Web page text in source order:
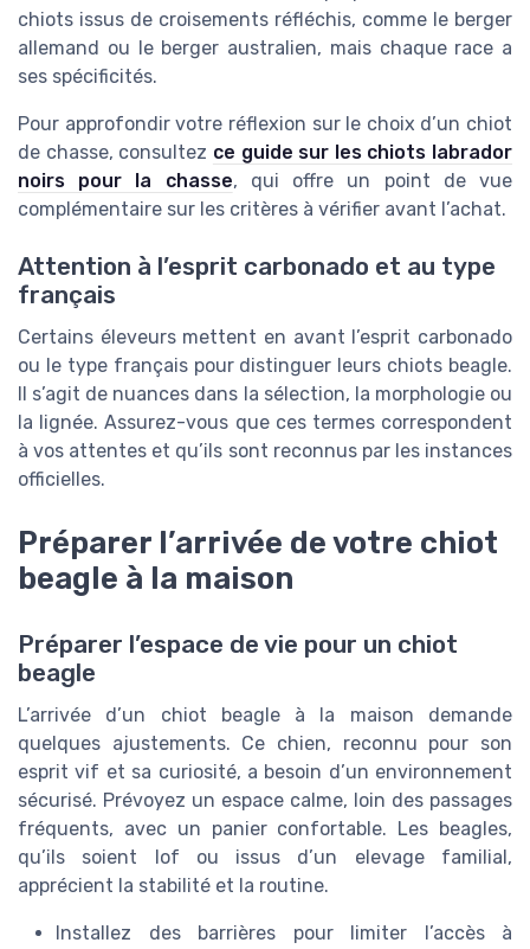
chiots issus de croisements réfléchis, comme le berger
allemand ou le berger australien, mais chaque race a
ses spécificités.
Pour approfondir votre réflexion sur le choix d’un chiot
de chasse, consultez ce guide sur les chiots labrador
noirs pour la chasse, qui offre un point de vue
complémentaire sur les critères à vérifier avant l’achat.
Attention à l’esprit carbonado et au type
français
Certains éleveurs mettent en avant l’esprit carbonado
ou le type français pour distinguer leurs chiots beagle.
Il s’agit de nuances dans la sélection, la morphologie ou
la lignée. Assurez-vous que ces termes correspondent
à vos attentes et qu’ils sont reconnus par les instances
officielles.
Préparer l’arrivée de votre chiot
beagle à la maison
Préparer l’espace de vie pour un chiot
beagle
L’arrivée d’un chiot beagle à la maison demande
quelques ajustements. Ce chien, reconnu pour son
esprit vif et sa curiosité, a besoin d’un environnement
sécurisé. Prévoyez un espace calme, loin des passages
fréquents, avec un panier confortable. Les beagles,
qu’ils soient lof ou issus d’un elevage familial,
apprécient la stabilité et la routine.
Installez des barrières pour limiter l’accès à